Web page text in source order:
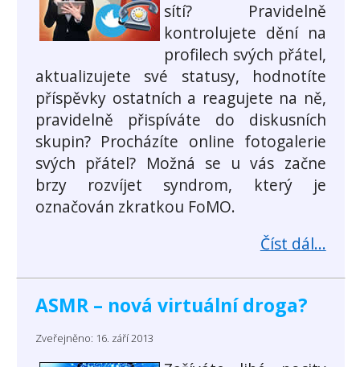
sítí? Pravidelně
kontrolujete dění na
profilech svých přátel,
aktualizujete své statusy, hodnotíte
příspěvky ostatních a reagujete na ně,
pravidelně přispíváte do diskusních
skupin? Procházíte online fotogalerie
svých přátel? Možná se u vás začne
brzy rozvíjet syndrom, který je
označován zkratkou FoMO.
Číst dál...
ASMR – nová virtuální droga?
Zveřejněno: 16. září 2013